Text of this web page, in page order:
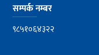
सम्पर्क नम्बर
९८५१०६४३२२